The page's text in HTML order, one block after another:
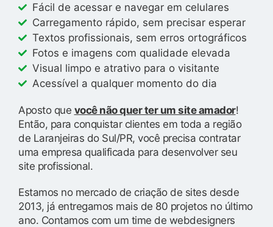
Fácil de acessar e navegar em celulares
Carregamento rápido, sem precisar esperar
Textos profissionais, sem erros ortográficos
Fotos e imagens com qualidade elevada
Visual limpo e atrativo para o visitante
Acessível a qualquer momento do dia
Aposto que você não quer ter um site amador!
Então, para conquistar clientes em toda a região
de Laranjeiras do Sul/PR, você precisa contratar
uma empresa qualificada para desenvolver seu
site profissional.
Estamos no mercado de criação de sites desde
2013, já entregamos mais de 80 projetos no último
ano. Contamos com um time de webdesigners